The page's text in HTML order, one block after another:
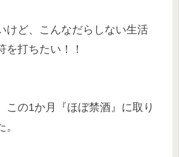
けど、こんなだらしない生活
を打ちたい！！
この1か月『ほぼ禁酒』に取り